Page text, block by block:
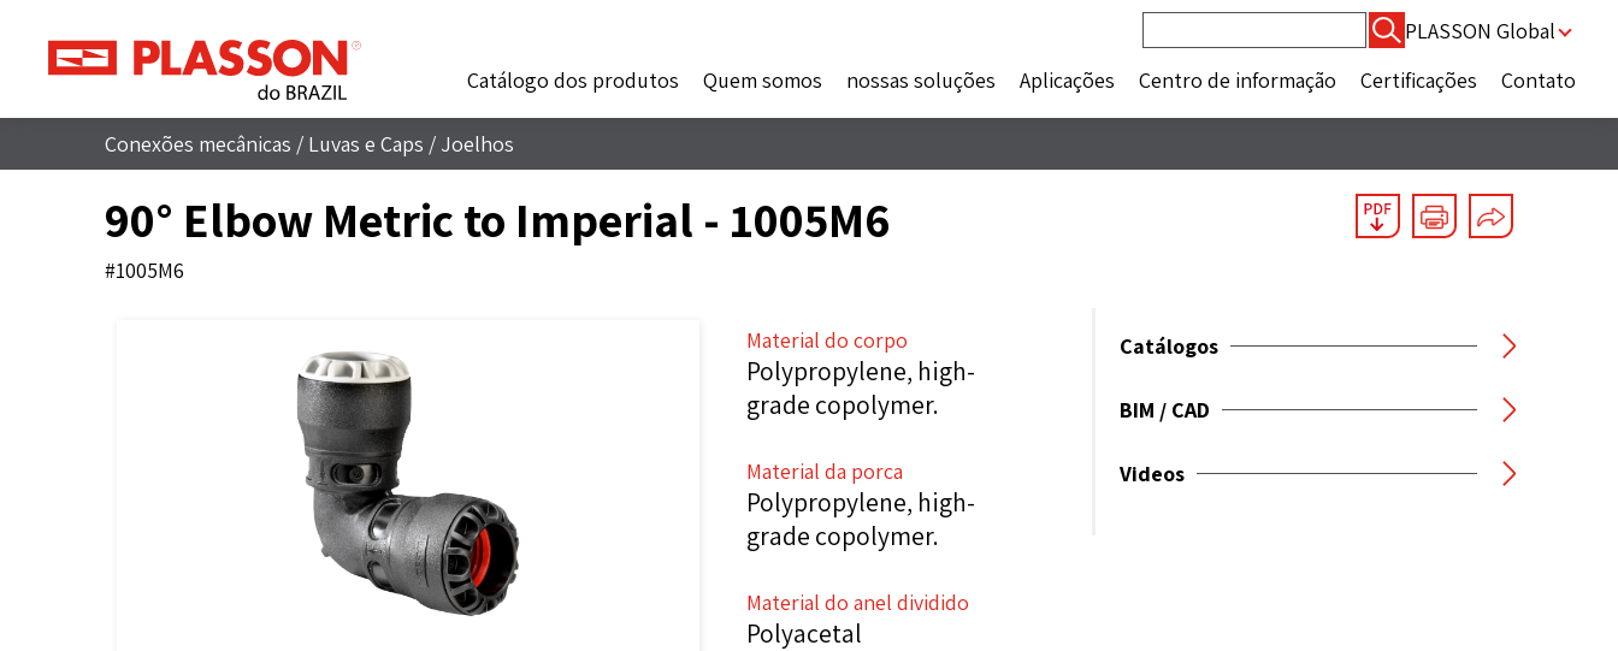
por:
PLASSON Global
Catálogo dos produtos
Quem somos nossas soluções Aplicações Centro de informação Certificações Contato
Conexões mecânicas / Luvas e Caps / Joelhos
90° Elbow Metric to Imperial - 1005M6
#1005M6
Material do corpo
Polypropylene, high-
grade copolymer.
Material da porca
Polypropylene, high-
grade copolymer.
Material do anel dividido
Polyacetal
Catálogos
BIM / CAD
Videos